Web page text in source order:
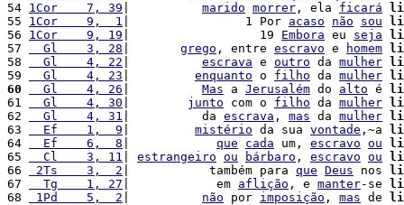
54 1Cor    7, 39 marido morrer , ela ficará
55 1Cor    9,  1 |                1 Por acaso não sou
56 1Cor    9, 19 |                  19 Embora eu seja
57
  Gl    3, 28
grego , entre escravo e homem
58
  Gl    4, 22
escrava e outro da mulher
59
  Gl    4, 23
enquanto o filho da mulher
60
  Gl    4, 26
Mas a Jerusalém do alto é
61
  Gl    4, 30
junto com o filho da mulher
62
  Gl    4, 31
|          da escrava , mas da mulher
63
  Ef    1,  9
mistério da sua vontade ,~a
64
  Ef    6,  8
que cada um, escravo ou
65
  Cl    3, 11
estrangeiro ou bárbaro , escravo ou
66
2Ts    3,  2 |           também para que Deus nos
67
  Tg    1, 27
|            em aflição , e manter-se
68
1Pd    5,  2 não por imposição , mas de